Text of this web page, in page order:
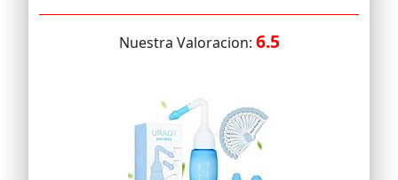
Nuestra Valoracion: 6.5